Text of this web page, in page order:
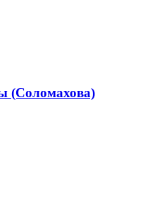
(Соломахова)